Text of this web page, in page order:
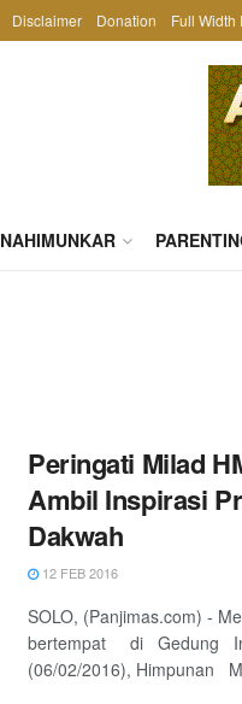
Disclaimer Donation Full Width
NAHIMUNKAR
Peringati Milad
Ambil Inspirasi
Dakwah
12 FEB 2016
SOLO, (Panjimas.com) -
bertempat di Gedung
(06/02/2016), Himpunan